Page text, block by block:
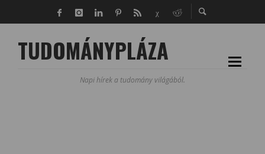
TUDOMÁNYPLÁZA
Napi hírek a tudomány világából.